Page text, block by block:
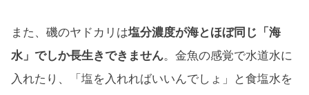
また、磯のヤドカリは塩分濃度が海とほぼ同じ「海
水」でしか長生きできません。金魚の感覚で水道水に
入れたり、「塩を入れればいいんでしょ」と食塩水を